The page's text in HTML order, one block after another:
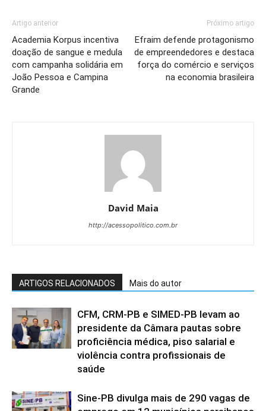
Artigo anterior
Academia Korpus incentiva
doação de sangue e medula
com campanha solidária em
João Pessoa e Campina
Grande
Próximo artigo
Efraim defende protagonismo
de empreendedores e destaca
força do comércio e serviços
na economia brasileira
David Maia
http://acessopolitico.com.br
ARTIGOS RELACIONADOS Mais do autor
CFM, CRM-PB e SIMED-PB levam ao
presidente da Câmara pautas sobre
proficiência médica, piso salarial e
violência contra profissionais de
saúde
Sine-PB divulga mais de 290 vagas de